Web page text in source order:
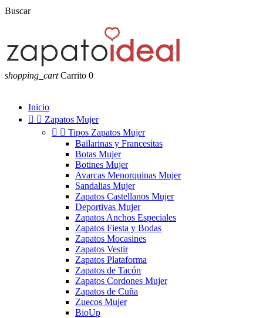
Buscar
shopping_cart Carrito 0
Inicio
  Zapatos Mujer
  Tipos Zapatos Mujer
Bailarinas y Francesitas
Botas Mujer
Botines Mujer
Avarcas Menorquinas Mujer
Sandalias Mujer
Zapatos Castellanos Mujer
Deportivas Mujer
Zapatos Anchos Especiales
Zapatos Fiesta y Bodas
Zapatos Mocasines
Zapatos Vestir
Zapatos Plataforma
Zapatos de Tacón
Zapatos Cordones Mujer
Zapatos de Cuña
Zuecos Mujer
BioUp